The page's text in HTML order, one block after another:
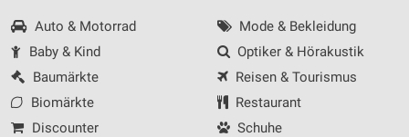
Auto & Motorrad
Baby & Kind
Baumärkte
Biomärkte
Discounter
Mode & Bekleidung
Optiker & Hörakustik
Reisen & Tourismus
Restaurant
Schuhe